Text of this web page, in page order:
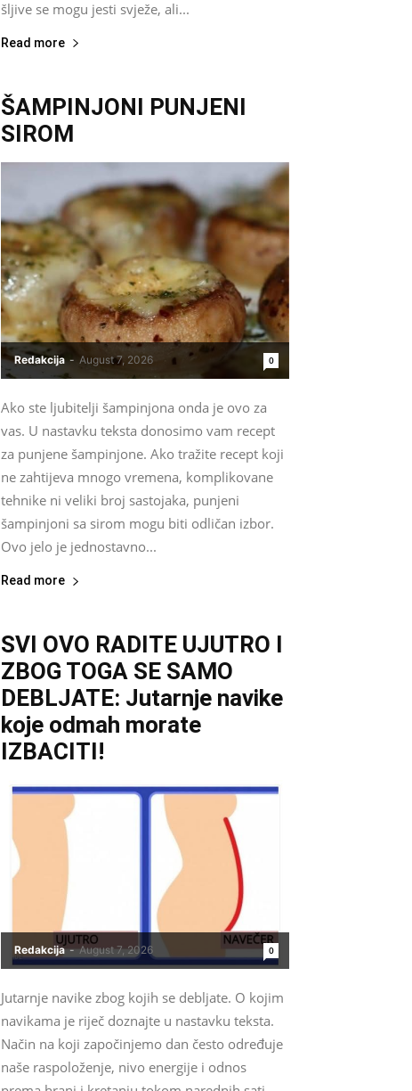
šljive se mogu jesti svježe, ali...
Read more
ŠAMPINJONI PUNJENI
SIROM
Redakcija - August 7, 2026 0
Ako ste ljubitelji šampinjona onda je ovo za
vas. U nastavku teksta donosimo vam recept
za punjene šampinjone. Ako tražite recept koji
ne zahtijeva mnogo vremena, komplikovane
tehnike ni veliki broj sastojaka, punjeni
šampinjoni sa sirom mogu biti odličan izbor.
Ovo jelo je jednostavno...
Read more
SVI OVO RADITE UJUTRO I
ZBOG TOGA SE SAMO
DEBLJATE: Jutarnje navike
koje odmah morate
IZBACITI!
Redakcija - August 7, 2026 0
Jutarnje navike zbog kojih se debljate. O kojim
navikama je riječ doznajte u nastavku teksta.
Način na koji započinjemo dan često određuje
naše raspoloženje, nivo energije i odnos